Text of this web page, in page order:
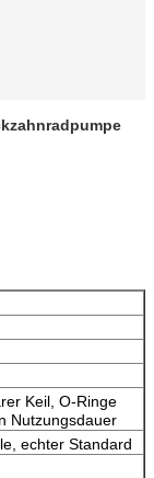
Keil, O-Ringe
Nutzungsdauer
echter Standard